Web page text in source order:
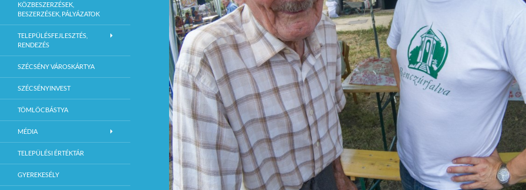
KÖZBESZERZÉSEK,
BESZERZÉSEK, PÁLYÁZATOK
TELEPÜLÉSFEJLESZTÉS,
RENDEZÉS
SZÉCSÉNY VÁROSKÁRTYA
SZÉCSÉNYINVEST
TÖMLÖCBÁSTYA
MÉDIA
TELEPÜLÉSI ÉRTÉKTÁR
GYEREKESÉLY